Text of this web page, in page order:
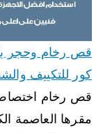
كور للتكييف
قص رخام اختصاص
مقرها العاصمة